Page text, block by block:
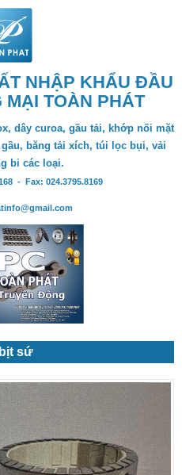
NHẬP KHẨU ĐẦU
TOÀN PHÁT
dây curoa, gầu tải, khớp nối mặt
băng tải xích, túi lọc bụi, vải
bi các loại.
- Fax: 024.3795.8169
sứ